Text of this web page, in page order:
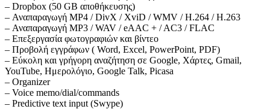
– Dropbox (50 GB αποθήκευσης)
– Αναπαραγωγή MP4 / DivX / XviD / WMV / H.264 / H.263
– Αναπαραγωγή MP3 / WAV / eAAC + / AC3 / FLAC
– Επεξεργασία φωτογραφιών και βίντεο
– Προβολή εγγράφων ( Word, Excel, PowerPoint, PDF)
– Εύκολη και γρήγορη αναζήτηση σε Google, Χάρτες, Gmail,
YouTube, Ημερολόγιο, Google Talk, Picasa
– Organizer
– Voice memo/dial/commands
– Predictive text input (Swype)